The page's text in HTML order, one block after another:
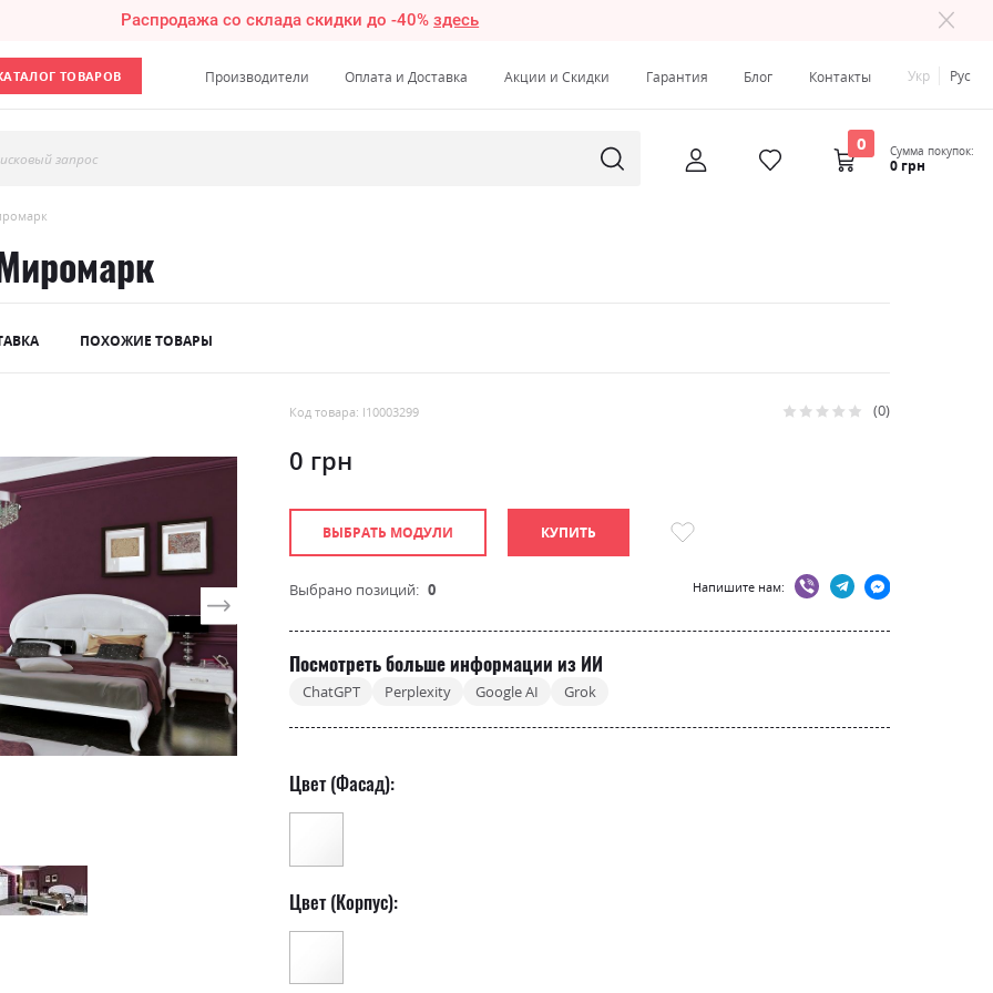
Распродажа со склада скидки до -40%здесь
ТОВАРОВ Производители Оплата и Доставка Акции и Скидки Гарантия Блог Контакты Укр Рус
запрос
0 Сумма покупок:
0 грн
ПОХОЖИЕ ТОВАРЫ
Код товара: l10003299 Рейтинг: 0
0 грн
ВЫБРАТЬ МОДУЛИ КУПИТЬ
Напишите нам:
Выбрано позиций: 0
Посмотреть больше информации из ИИ
ChatGPT Perplexity Google AI Grok
Цвет (Фасад):
Цвет (Корпус):